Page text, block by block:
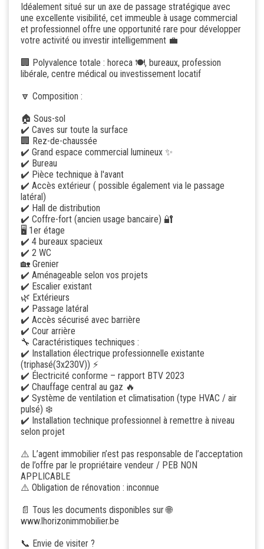
Idéalement situé sur un axe de passage stratégique avec
une excellente visibilité, cet immeuble à usage commercial
et professionnel offre une opportunité rare pour développer
votre activité ou investir intelligemment 💼
🏢 Polyvalence totale : horeca 🍽️, bureaux, profession
libérale, centre médical ou investissement locatif
🔽 Composition :
🏠 Sous-sol
✔️ Caves sur toute la surface
🏢 Rez-de-chaussée
✔️ Grand espace commercial lumineux ✨
✔️ Bureau
✔️ Pièce technique à l'avant
✔️ Accès extérieur ( possible également via le passage
latéral)
✔️ Hall de distribution
✔️ Coffre-fort (ancien usage bancaire) 🔐
🖥️ 1er étage
✔️ 4 bureaux spacieux
✔️ 2 WC
🏡 Grenier
✔️ Aménageable selon vos projets
✔️ Escalier existant
🌿 Extérieurs
✔️ Passage latéral
✔️ Accès sécurisé avec barrière
✔️ Cour arrière
🔧 Caractéristiques techniques :
✔️ Installation électrique professionnelle existante
(triphasé(3x230V)) ⚡
✔️ Électricité conforme – rapport BTV 2023
✔️ Chauffage central au gaz 🔥
✔️ Système de ventilation et climatisation (type HVAC / air
pulsé) ❄️
✔️ Installation technique professionnel à remettre à niveau
selon projet
⚠️ L’agent immobilier n’est pas responsable de l’acceptation
de l’offre par le propriétaire vendeur / PEB NON
APPLICABLE
⚠️ Obligation de rénovation : inconnue
📄 Tous les documents disponibles sur 🌐
www.lhorizonimmobilier.be
📞 Envie de visiter ?